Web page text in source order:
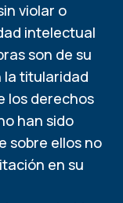
violar o
intelectual
son de su
la titularidad
los derechos
han sido
sobre ellos no
en su